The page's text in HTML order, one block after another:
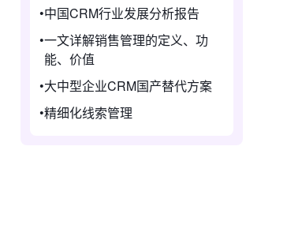
中国CRM行业发展分析报告
一文详解销售管理的定义、功
能、价值
大中型企业CRM国产替代方案
精细化线索管理